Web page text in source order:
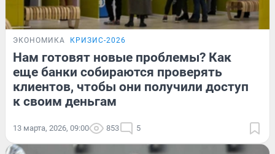
ЭКОНОМИКА КРИЗИС-2026
Нам готовят новые проблемы? Как
еще банки собираются проверять
клиентов, чтобы они получили доступ
к своим деньгам
13 марта, 2026, 09:00 853 5